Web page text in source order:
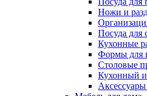
Ножи и
Посуда для
Кухонные
Формы для
Столовые
Кухонный